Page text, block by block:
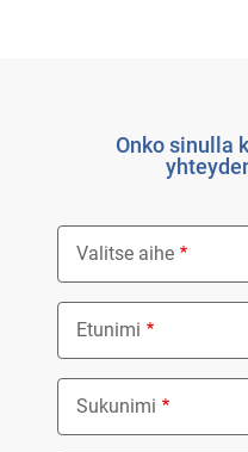
Onko sinulla
Valitse aihe
Nothing selected
Etunimi
Sukunimi